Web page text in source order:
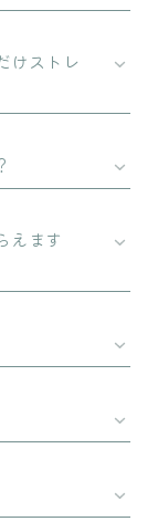
けストレ
えます